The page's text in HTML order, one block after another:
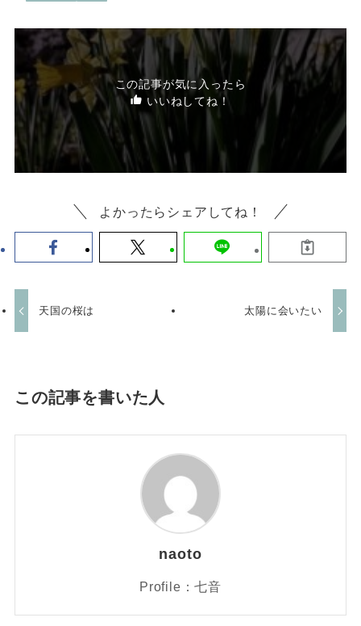
この記事が気に入ったら
いいねしてね！
よかったらシェアしてね！
天国の桜は 太陽に会いたい
この記事を書いた人
naoto
Profile：七音